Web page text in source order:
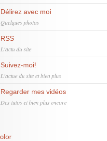
Délirez avec moi
Quelques photos
RSS
L'actu du site
Suivez-moi!
L'actue du site et bien plus
Regarder mes vidéos
Des tutos et bien plus encore